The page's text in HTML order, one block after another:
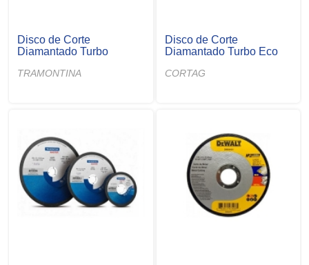
Disco de Corte
Diamantado Turbo
TRAMONTINA
Disco de Corte
Diamantado Turbo Eco
CORTAG